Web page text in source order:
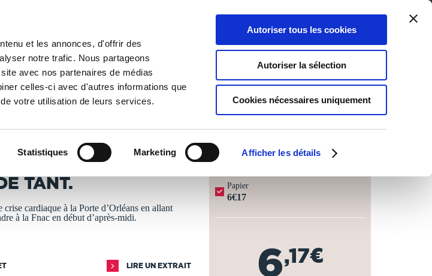
et les annonces, d'offrir des
notre trafic. Nous partageons
avec nos partenaires de médias
celles-ci avec d'autres informations que
votre utilisation de leurs services.
Statistiques Marketing Afficher les détails
Autoriser tous les cookies
Autoriser la sélection
Cookies nécessaires uniquement
0
Panier
0
Ma liste
Connexion
LIBRAIRIE
- DÉLAI ACTUEL : 3 À 5 JOURS OUVRÉS ⏱️
TANT.
cardiaque à la Porte d’Orléans en allant
à la Fnac en début d’après-midi.
LIRE UN EXTRAIT
Papier
6€17
6,17€